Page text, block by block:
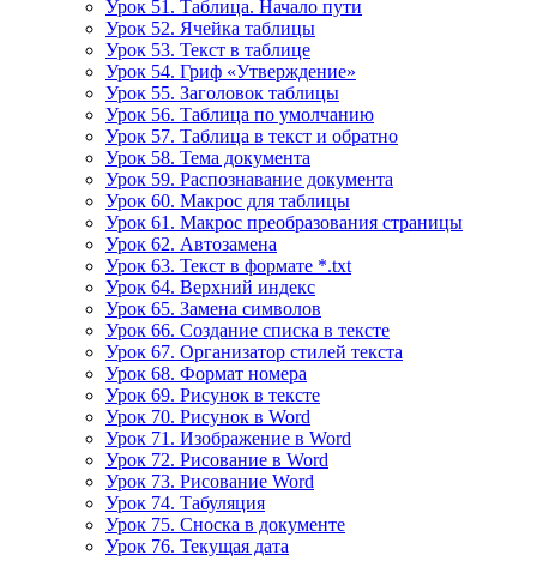
Урок 51. Таблица. Начало пути
Урок 52. Ячейка таблицы
Урок 53. Текст в таблице
Урок 54. Гриф «Утверждение»
Урок 55. Заголовок таблицы
Урок 56. Таблица по умолчанию
Урок 57. Таблица в текст и обратно
Урок 58. Тема документа
Урок 59. Распознавание документа
Урок 60. Макрос для таблицы
Урок 61. Макрос преобразования страницы
Урок 62. Автозамена
Урок 63. Текст в формате *.txt
Урок 64. Верхний индекс
Урок 65. Замена символов
Урок 66. Создание списка в тексте
Урок 67. Организатор стилей текста
Урок 68. Формат номера
Урок 69. Рисунок в тексте
Урок 70. Рисунок в Word
Урок 71. Изображение в Word
Урок 72. Рисование в Word
Урок 73. Рисование Word
Урок 74. Табуляция
Урок 75. Сноска в документе
Урок 76. Текущая дата